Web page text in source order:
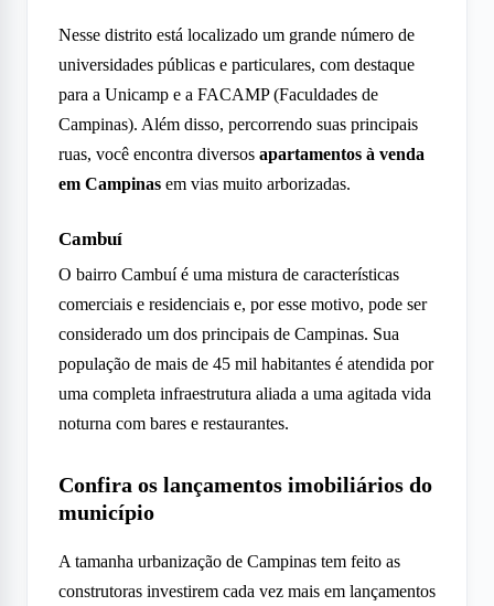
Nesse distrito está localizado um grande número de
universidades públicas e particulares, com destaque
para a Unicamp e a FACAMP (Faculdades de
Campinas). Além disso, percorrendo suas principais
ruas, você encontra diversos apartamentos à venda
em Campinas em vias muito arborizadas.
Cambuí
O bairro Cambuí é uma mistura de características
comerciais e residenciais e, por esse motivo, pode ser
considerado um dos principais de Campinas. Sua
população de mais de 45 mil habitantes é atendida por
uma completa infraestrutura aliada a uma agitada vida
noturna com bares e restaurantes.
Confira os lançamentos imobiliários do
município
A tamanha urbanização de Campinas tem feito as
construtoras investirem cada vez mais em lançamentos